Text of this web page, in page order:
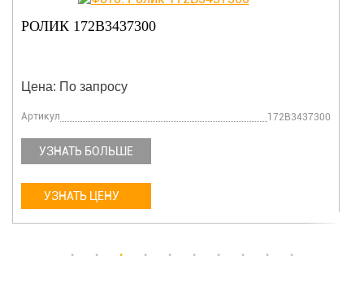
РОЛИК 172B3437300
Цена: По запросу
Артикул 172B3437300
УЗНАТЬ БОЛЬШЕ
УЗНАТЬ ЦЕНУ